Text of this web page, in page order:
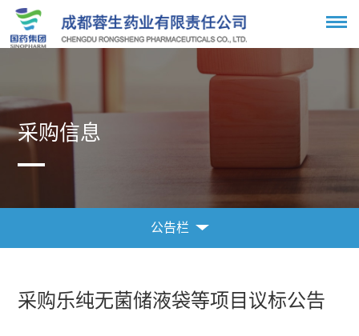
采购信息
公告栏
采购乐纯无菌储液袋等项目议标公告